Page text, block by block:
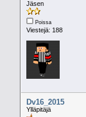
Jäsen
Poissa
Viestejä: 188
Dv16_2015
Ylläpitäjä